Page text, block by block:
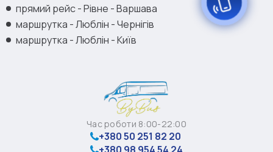
прямий рейс - Рівне - Варшава
маршрутка - Люблін - Чернігів
маршрутка - Люблін - Київ
Час роботи 8:00-22:00
+380 50 251 82 20